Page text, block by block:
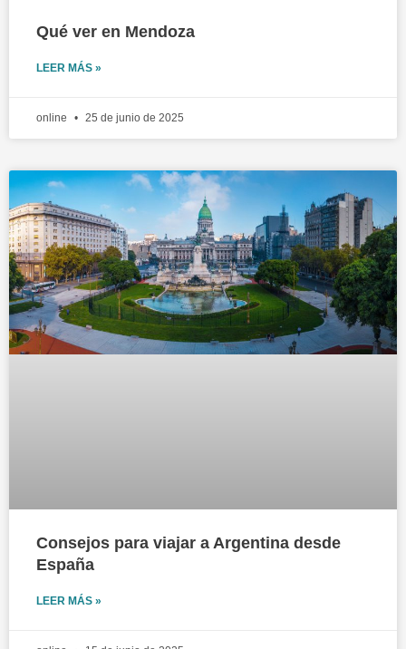
Qué ver en Mendoza
LEER MÁS »
online 25 de junio de 2025
Consejos para viajar a Argentina desde
España
LEER MÁS »